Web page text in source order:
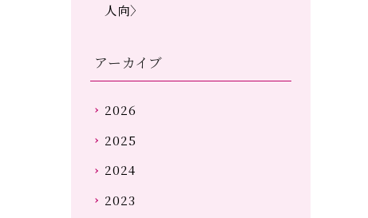
人向〉
アーカイブ
2026
2025
2024
2023